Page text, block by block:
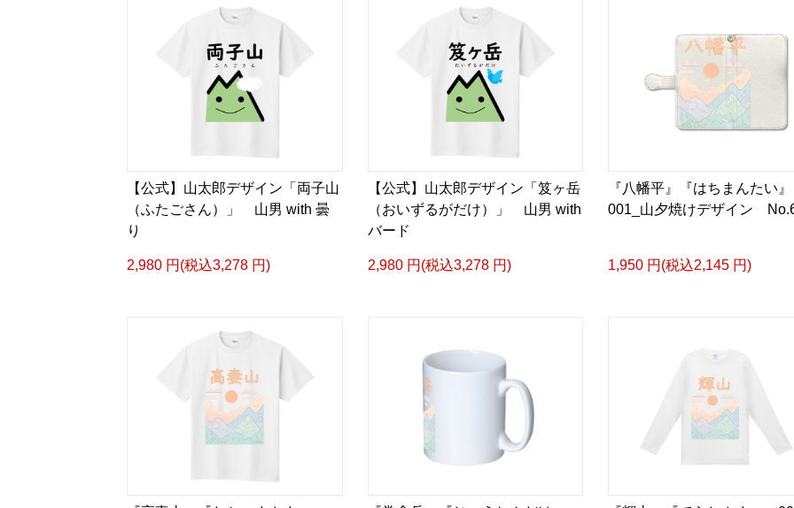
【公式】山太郎デザイン「両子山
（ふたごさん）」 山男 with 曇
り
2,980 円(税込3,278 円)
【公式】山太郎デザイン「笈ヶ岳
（おいずるがだけ）」 山男 with
バード
2,980 円(税込3,278 円)
『八幡平』『はちまんたい
001_山夕焼けデザイン
1,950 円(税込2,145 円)